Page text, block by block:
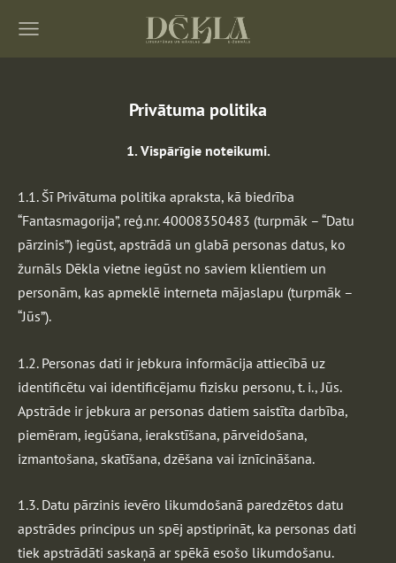
Privātuma politika
1. Vispārīgie noteikumi.
1.1. Šī Privātuma politika apraksta, kā biedrība
“Fantasmagorija”, reģ.nr. 40008350483 (turpmāk – “Datu
pārzinis”) iegūst, apstrādā un glabā personas datus, ko
žurnāls Dēkla vietne iegūst no saviem klientiem un
personām, kas apmeklē interneta mājaslapu (turpmāk –
“Jūs”).
1.2. Personas dati ir jebkura informācija attiecībā uz
identificētu vai identificējamu fizisku personu, t. i., Jūs.
Apstrāde ir jebkura ar personas datiem saistīta darbība,
piemēram, iegūšana, ierakstīšana, pārveidošana,
izmantošana, skatīšana, dzēšana vai iznīcināšana.
1.3. Datu pārzinis ievēro likumdošanā paredzētos datu
apstrādes principus un spēj apstiprināt, ka personas dati
tiek apstrādāti saskaņā ar spēkā esošo likumdošanu.